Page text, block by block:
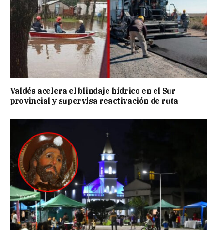
Valdés acelera el blindaje hídrico en el Sur
provincial y supervisa reactivación de ruta